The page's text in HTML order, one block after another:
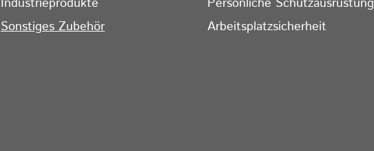
Sonstiges Zubehör
Arbeitsplatzsicherheit